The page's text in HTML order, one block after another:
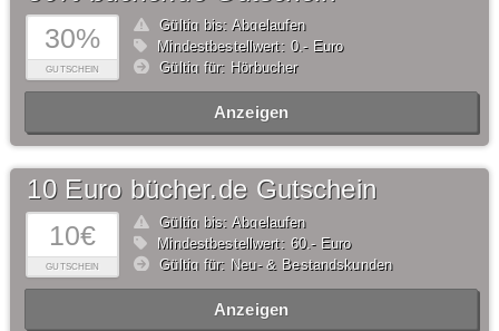
30%
GUTSCHEIN
Gültig bis: Abgelaufen
Mindestbestellwert: 0,- Euro
Gültig für: Hörbucher
Anzeigen
10€
GUTSCHEIN
10 Euro bücher.de Gutschein
Gültig bis: Abgelaufen
Mindestbestellwert: 60,- Euro
Gültig für: Neu- & Bestandskunden
Anzeigen